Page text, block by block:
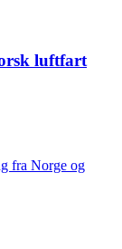
luftfart
fra Norge og